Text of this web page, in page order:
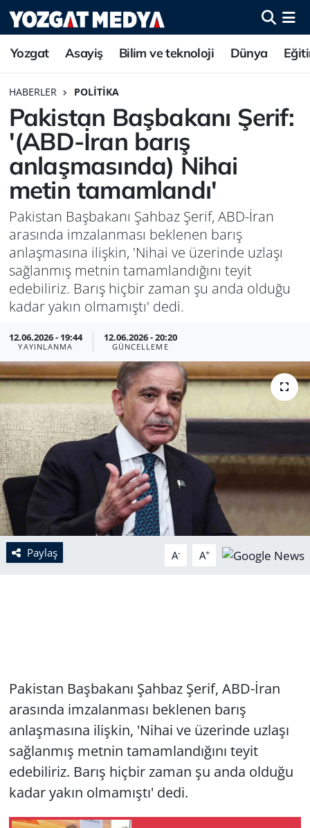
Yozgat Asayiş Bilim ve teknoloji Dünya
HABERLER POLITIKA
Pakistan Başbakanı Şerif:
'(ABD-İran barış
anlaşmasında) Nihai
metin tamamlandı'
Pakistan Başbakanı Şahbaz Şerif, ABD-İran
arasında imzalanması beklenen barış
anlaşmasına ilişkin, 'Nihai ve üzerinde uzlaşı
sağlanmış metnin tamamlandığını teyit
edebiliriz. Barış hiçbir zaman şu anda olduğu
kadar yakın olmamıştı' dedi.
12.06.2026 - 19:44
YAYINLANMA
12.06.2026 - 20:20
GÜNCELLEME
Paylaş A- A+
Pakistan Başbakanı Şahbaz Şerif, ABD-İran
arasında imzalanması beklenen barış
anlaşmasına ilişkin, 'Nihai ve üzerinde uzlaşı
sağlanmış metnin tamamlandığını teyit
edebiliriz. Barış hiçbir zaman şu anda olduğu
kadar yakın olmamıştı' dedi.